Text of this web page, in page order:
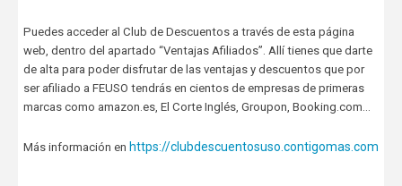
Puedes acceder al Club de Descuentos a través de esta página
web, dentro del apartado “Ventajas Afiliados”. Allí tienes que darte
de alta para poder disfrutar de las ventajas y descuentos que por
ser afiliado a FEUSO tendrás en cientos de empresas de primeras
marcas como amazon.es, El Corte Inglés, Groupon, Booking.com…
Más información en https://clubdescuentosuso.contigomas.com